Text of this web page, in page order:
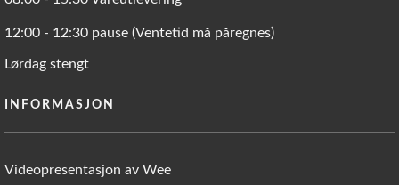
12:00 - 12:30 pause (Ventetid må påregnes)
Lørdag stengt
INFORMASJON
Videopresentasjon av Wee